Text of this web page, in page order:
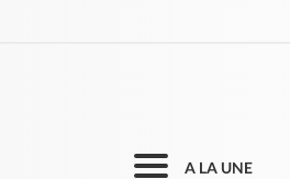
A LA UNE